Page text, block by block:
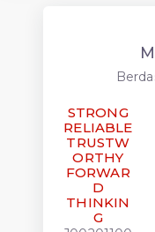
STRONG
RELIABLE
TRUSTW
ORTHY
FORWAR
D
THINKIN
G